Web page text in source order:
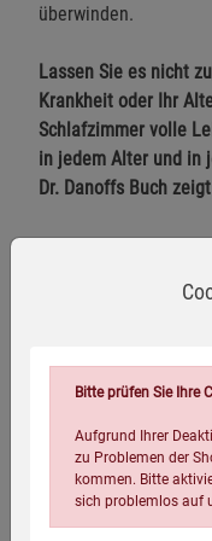
überwinden.
Lassen Sie es nicht
Krankheit oder Ihr
Schlafzimmer volle
in jedem Alter und in
Dr. Danoffs Buch
Stimmen zum
Bitte prüfen Sie Ihre
Aufgrund Ihrer
zu Problemen der
kommen. Bitte
sich problemlos auf